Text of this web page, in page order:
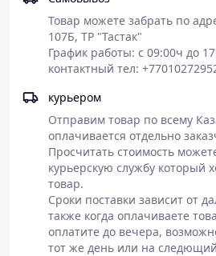
Товар можете забрать по
107Б, ТР "Тастак"
График работы: с 09:00ч до
контактный тел:
курьером
Отправим товар по всему
оплачивается отдельно
Просчитать стоимость
курьерскую службу который
товар.
Сроки поставки зависит от
также когда оплачиваете
оплатите до вечера,
тот же день или на